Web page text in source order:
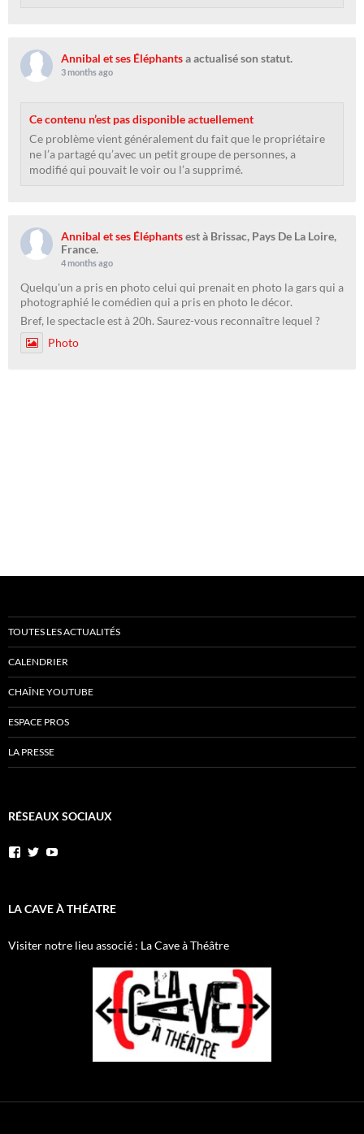
Annibal et ses Éléphantsa actualisé son statut.
3 months ago
Ce contenu n’est pas disponible actuellement
Ce problème vient généralement du fait que le propriétaire
ne l’a partagé qu’avec un petit groupe de personnes, a
modifié qui pouvait le voir ou l’a supprimé.
Annibal et ses Éléphantsest à Brissac, Pays De La Loire,
France.
4 months ago
Quelqu'un a pris en photo celui qui prenait en photo la gars qui a
photographié le comédien qui a pris en photo le décor.
Bref, le spectacle est à 20h. Saurez-vous reconnaître lequel ?
Photo
TOUTES LES ACTUALITÉS
CALENDRIER
CHAÎNE YOUTUBE
ESPACE PROS
LA PRESSE
RÉSEAUX SOCIAUX
LA CAVE À THÉATRE
Visiter notre lieu associé : La Cave à Théâtre